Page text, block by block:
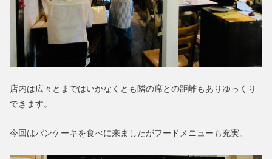
店内は広々とまではいかなくとも隣の席との距離もありゆっくり
できます。
今回はパンケーキを食べに来ましたがフードメニューも充実。